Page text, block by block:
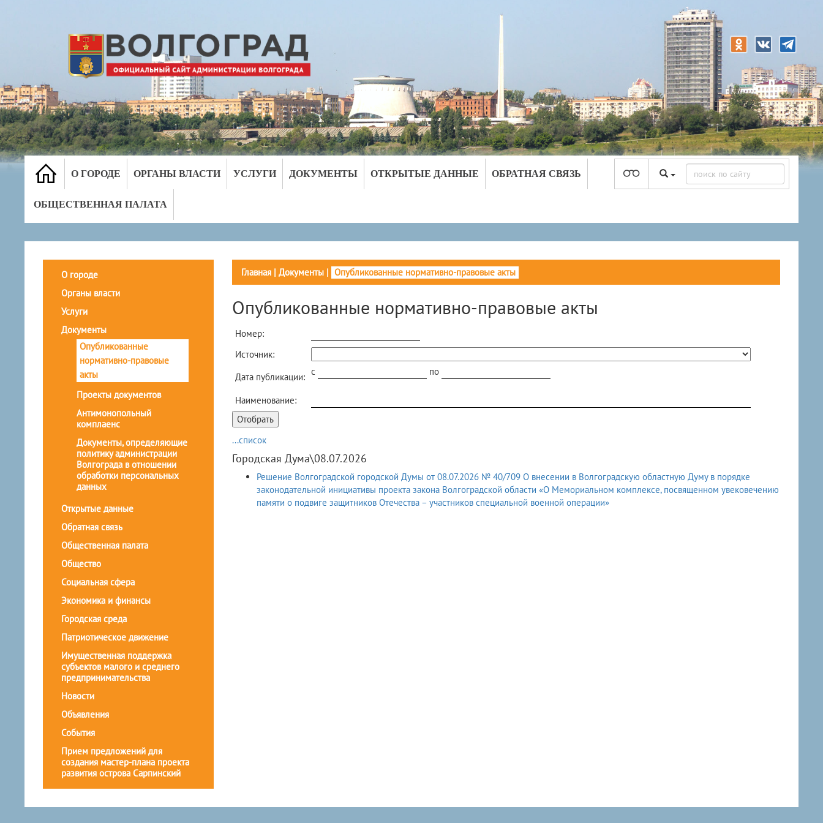
О ГОРОДЕ ОРГАНЫ ВЛАСТИ УСЛУГИ ДОКУМЕНТЫ ОТКРЫТЫЕ ДАННЫЕ ОБРАТНАЯ СВЯЗЬ
ОБЩЕСТВЕННАЯ ПАЛАТА
О городе
Органы власти
Услуги
Документы
Опубликованные
нормативно-правовые
акты
Проекты документов
Антимонопольный
комплаенс
Документы, определяющие
политику администрации
Волгограда в отношении
обработки персональных
данных
Открытые данные
Обратная связь
Общественная палата
Общество
Социальная сфера
Экономика и финансы
Городская среда
Патриотическое движение
Имущественная поддержка
субъектов малого и среднего
предпринимательства
Новости
Объявления
События
Прием предложений для
создания мастер-плана проекта
развития острова Сарпинский
Главная| Документы| Опубликованные нормативно-правовые акты
Опубликованные нормативно-правовые акты
Номер:
Источник:
Дата публикации: c по
Наименование:
...список
Городская Дума\08.07.2026
Решение Волгоградской городской Думы от 08.07.2026 № 40/709 О внесении в Волгоградскую областную Думу в порядке
законодательной инициативы проекта закона Волгоградской области «О Мемориальном комплексе, посвященном увековечению
памяти о подвиге защитников Отечества – участников специальной военной операции»